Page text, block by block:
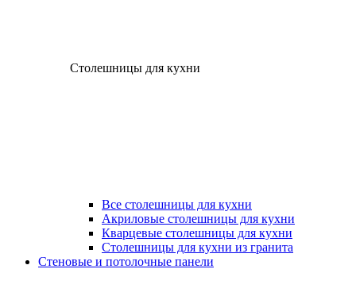
Столешницы для кухни
Все столешницы для кухни
Акриловые столешницы для кухни
Кварцевые столешницы для кухни
Столешницы для кухни из гранита
Стеновые и потолочные панели